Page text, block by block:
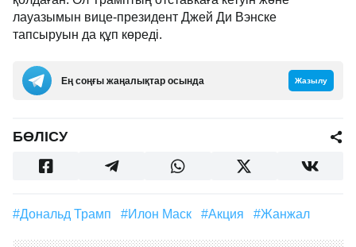
лауазымын вице-президент Джей Ди Вэнске
тапсыруын да құп көреді.
Ең соңғы жаңалықтар осында Жазылу
БӨЛІСУ
#Дональд Трамп #Илон Маск #акция #жанжал